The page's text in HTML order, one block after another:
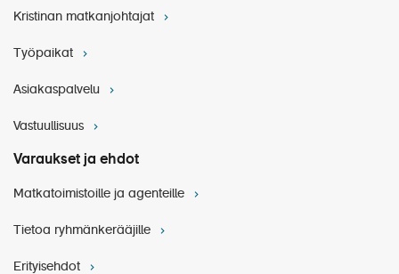
Kristinan matkanjohtajat
Työpaikat
Asiakaspalvelu
Vastuullisuus
Varaukset ja ehdot
Matkatoimistoille ja agenteille
Tietoa ryhmänkerääjille
Erityisehdot